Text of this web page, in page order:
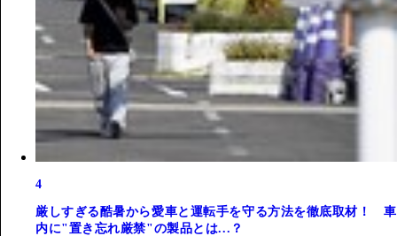
4
厳しすぎる酷暑から愛車と運転手を守る方法を徹底取材！ 車
内に"置き忘れ厳禁"の製品とは...？